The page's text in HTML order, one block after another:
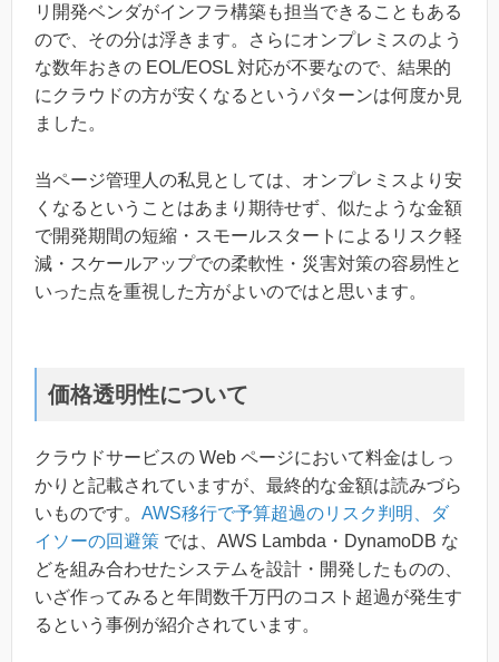
リ開発ベンダがインフラ構築も担当できることもある
ので、その分は浮きます。さらにオンプレミスのよう
な数年おきの EOL/EOSL 対応が不要なので、結果的
にクラウドの方が安くなるというパターンは何度か見
ました。
当ページ管理人の私見としては、オンプレミスより安
くなるということはあまり期待せず、似たような金額
で開発期間の短縮・スモールスタートによるリスク軽
減・スケールアップでの柔軟性・災害対策の容易性と
いった点を重視した方がよいのではと思います。
価格透明性について
クラウドサービスの Web ページにおいて料金はしっ
かりと記載されていますが、最終的な金額は読みづら
いものです。 AWS移行で予算超過のリスク判明、ダ
イソーの回避策 では、AWS Lambda・DynamoDB な
どを組み合わせたシステムを設計・開発したものの、
いざ作ってみると年間数千万円のコスト超過が発生す
るという事例が紹介されています。